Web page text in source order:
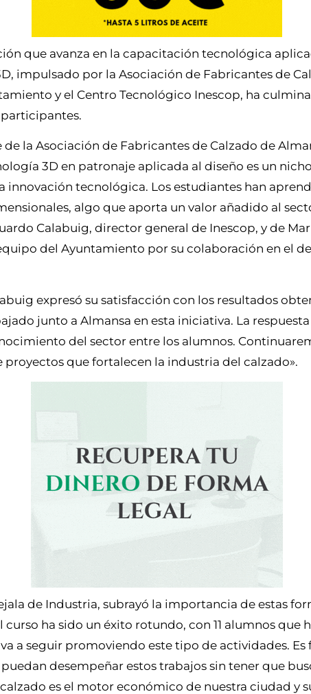
que avanza en la capacitación tecnológica
impulsado por la Asociación de Fabricantes de
y el Centro Tecnológico Inescop, ha
la Asociación de Fabricantes de Calzado de
3D en patronaje aplicada al diseño es un
innovación tecnológica. Los estudiantes han
algo que aporta un valor añadido al
Calabuig, director general de Inescop, y de
del Ayuntamiento por su colaboración en el
expresó su satisfacción con los resultados
junto a Almansa en esta iniciativa. La
del sector entre los alumnos.
que fortalecen la industria del calzado».
de Industria, subrayó la importancia de estas
curso ha sido un éxito rotundo, con 11 alumnos que
a seguir promoviendo este tipo de actividades.
desempeñar estos trabajos sin tener que
es el motor económico de nuestra ciudad y